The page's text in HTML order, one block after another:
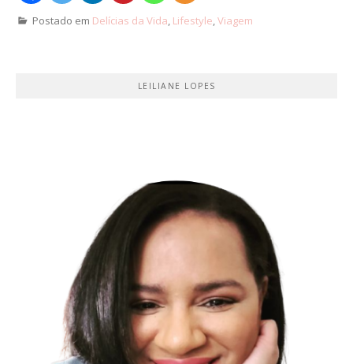
Postado em Delícias da Vida, Lifestyle,Viagem
LEILIANE LOPES